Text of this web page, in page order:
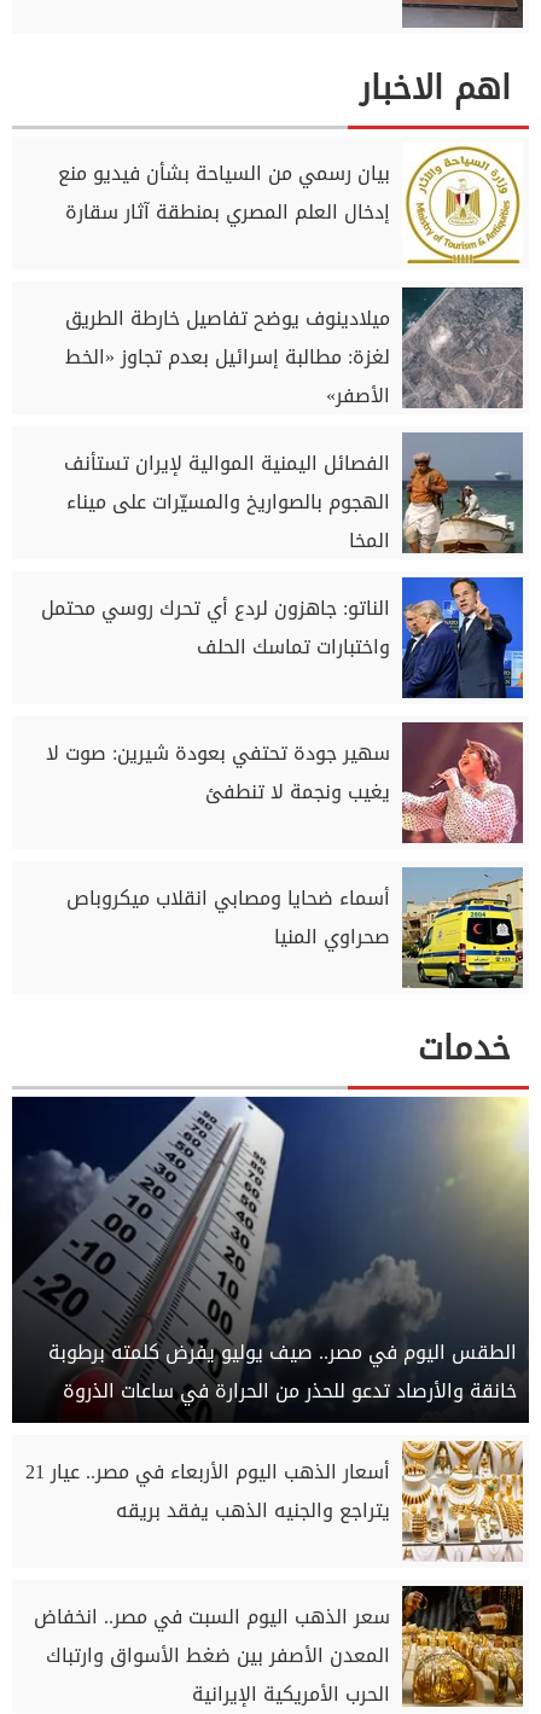
اهم الاخبار
بيان رسمي من السياحة بشأن فيديو منع
إدخال العلم المصري بمنطقة آثار سقارة
ميلادينوف يوضح تفاصيل خارطة الطريق
لغزة: مطالبة إسرائيل بعدم تجاوز «الخط
الأصفر»
الفصائل اليمنية الموالية لإيران تستأنف
الهجوم بالصواريخ والمسيّرات على ميناء
المخا
الناتو: جاهزون لردع أي تحرك روسي محتمل
واختبارات تماسك الحلف
سهير جودة تحتفي بعودة شيرين: صوت لا
يغيب ونجمة لا تنطفئ
أسماء ضحايا ومصابي انقلاب ميكروباص
صحراوي المنيا
خدمات
الطقس اليوم في مصر.. صيف يوليو يفرض كلمته برطوبة
خانقة والأرصاد تدعو للحذر من الحرارة في ساعات الذروة
أسعار الذهب اليوم الأربعاء في مصر.. عيار 21
يتراجع والجنيه الذهب يفقد بريقه
سعر الذهب اليوم السبت في مصر.. انخفاض
المعدن الأصفر بين ضغط الأسواق وارتباك
الحرب الأمريكية الإيرانية